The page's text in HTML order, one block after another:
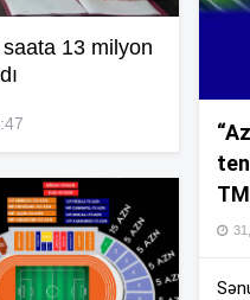
saata 13 milyon